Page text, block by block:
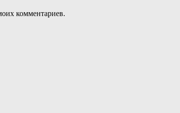
комментариев.